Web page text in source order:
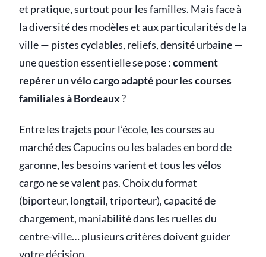
et pratique, surtout pour les familles. Mais face à
la diversité des modèles et aux particularités de la
ville — pistes cyclables, reliefs, densité urbaine —
une question essentielle se pose :comment
repérer un vélo cargo adapté pour les courses
familiales à Bordeaux?
Entre les trajets pour l’école, les courses au
marché des Capucins ou les balades en bord de
garonne, les besoins varient et tous les vélos
cargo ne se valent pas. Choix du format
(biporteur, longtail, triporteur), capacité de
chargement, maniabilité dans les ruelles du
centre-ville… plusieurs critères doivent guider
votre décision.